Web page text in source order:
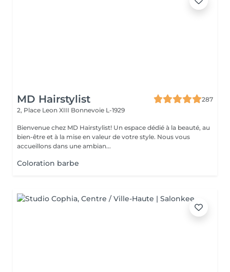
MD Hairstylist
287
2, Place Leon XIII Bonnevoie L-1929
Bienvenue chez MD Hairstylist! Un espace dédié à la beauté, au
bien-être et à la mise en valeur de votre style. Nous vous
accueillons dans une ambian...
Coloration barbe